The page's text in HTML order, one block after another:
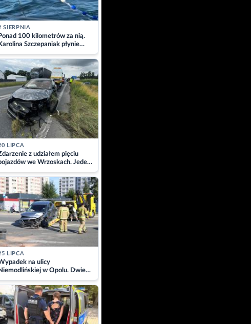
SIERPNIA
100 kilometrów za nią.
Szczepaniak płynie
Bałtyk dla Piotra.
LIPCA
z udziałem pięciu
we Wrzoskach. Jeden
kierowców zabrany w
LIPCA
na ulicy
w Opolu. Dwie
w szpitalu